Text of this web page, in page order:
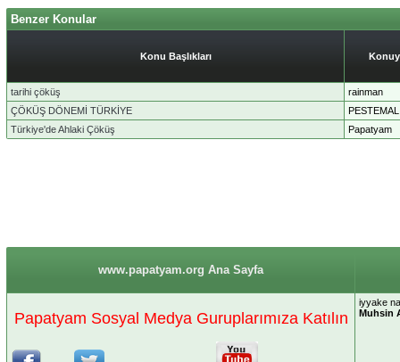
Benzer Konular
Konu Başlıkları
tarihi çöküş
rainman
ÇÖKÜŞ DÖNEMİ TÜRKİYE
PESTEMAL
Türkiye'de Ahlaki Çöküş
Papatyam
www.papatyam.org Ana Sayfa
Papatyam Sosyal Medya Guruplarımıza Katılın
iyyake
Muhsin